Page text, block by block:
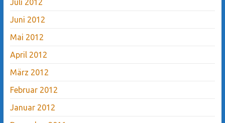
Juli 2012
Juni 2012
Mai 2012
April 2012
März 2012
Februar 2012
Januar 2012